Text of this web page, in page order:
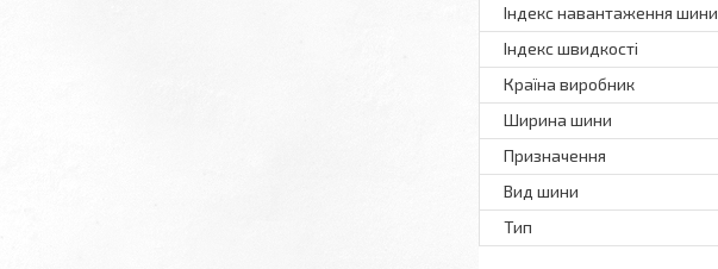
Індекс навантаження шини
Індекс швидкості
Країна виробник
Ширина шини
Призначення
Вид шини
Тип